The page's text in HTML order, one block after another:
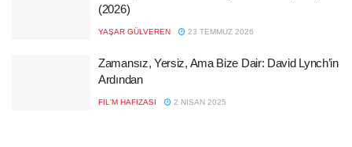
(2026)
YAŞAR GÜLVEREN 23 TEMMUZ 2026
Zamansız, Yersiz, Ama Bize Dair: David Lynch’in
Ardından
FIL'M HAFIZASI 2 NISAN 2025